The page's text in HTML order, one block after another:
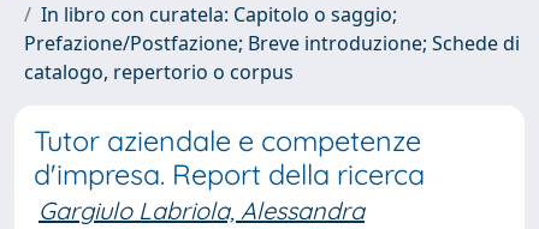
In libro con curatela: Capitolo o saggio;
Prefazione/Postfazione; Breve introduzione; Schede di
catalogo, repertorio o corpus
Tutor aziendale e competenze
d'impresa. Report della ricerca
Gargiulo Labriola, Alessandra